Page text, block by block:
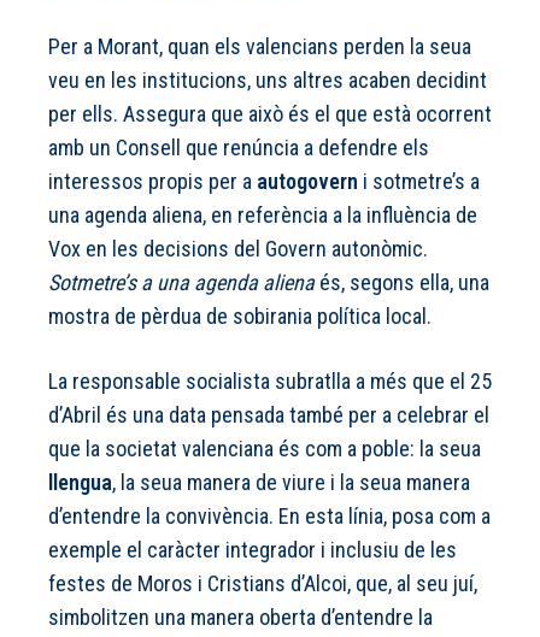
Per a Morant, quan els valencians perden la seua
veu en les institucions, uns altres acaben decidint
per ells. Assegura que això és el que està ocorrent
amb un Consell que renúncia a defendre els
interessos propis per a autogovern i sotmetre’s a
una agenda aliena, en referència a la influència de
Vox en les decisions del Govern autonòmic.
Sotmetre’s a una agenda alienaés, segons ella, una
mostra de pèrdua de sobirania política local.
La responsable socialista subratlla a més que el 25
d’Abril és una data pensada també per a celebrar el
que la societat valenciana és com a poble: la seua
llengua, la seua manera de viure i la seua manera
d’entendre la convivència. En esta línia, posa com a
exemple el caràcter integrador i inclusiu de les
festes de Moros i Cristians d’Alcoi, que, al seu juí,
simbolitzen una manera oberta d’entendre la